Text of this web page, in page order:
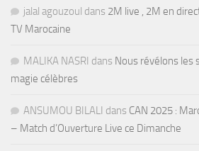
jalal agouzoul dans 2M live , 2M en
TV Marocaine
MALIKA NASRI dans Nous révélons les
magie célèbres
ANSUMOU BILALI dans CAN 2025 :
– Match d’Ouverture Live ce Dimanche